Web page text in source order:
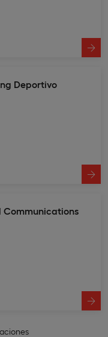
Deportivo
Communications